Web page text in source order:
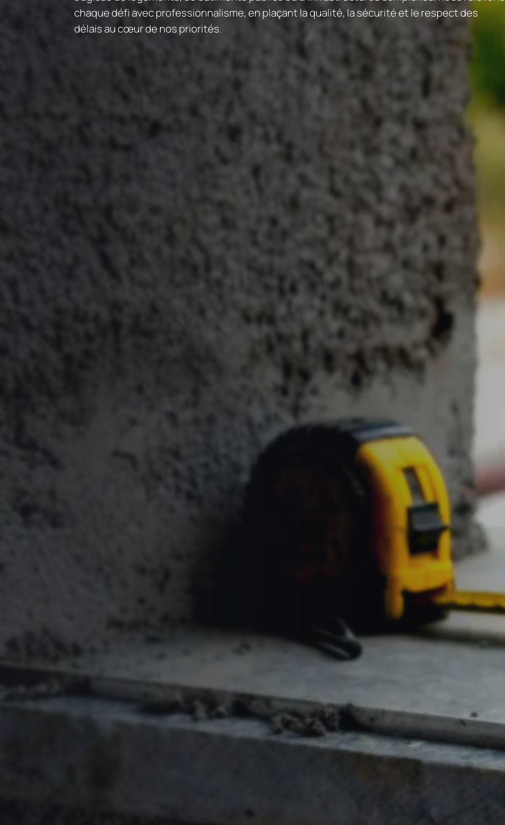
chaque défi avec professionnalisme, en plaçant la qualité, la sécurité et le respect des
délais au cœur de nos priorités.